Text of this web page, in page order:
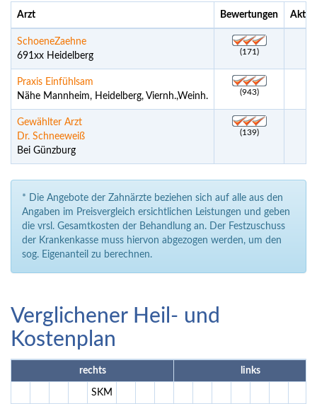
Arzt Bewertungen
SchoeneZaehne
691xx Heidelberg
(171)
Praxis Einfühlsam
Nähe Mannheim, Heidelberg, Viernh.,Weinh.
(943)
Gewählter Arzt
Dr. Schneeweiß
Bei Günzburg
(139)
* Die Angebote der Zahnärzte beziehen sich auf alle aus den
Angaben im Preisvergleich ersichtlichen Leistungen und geben
die vrsl. Gesamtkosten der Behandlung an. Der Festzuschuss
der Krankenkasse muss hiervon abgezogen werden, um den
sog. Eigenanteil zu berechnen.
Verglichener Heil- und
Kostenplan
rechts links
SKM